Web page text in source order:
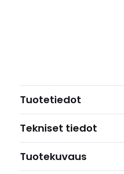
Tuotetiedot
Tekniset tiedot
Tuotekuvaus